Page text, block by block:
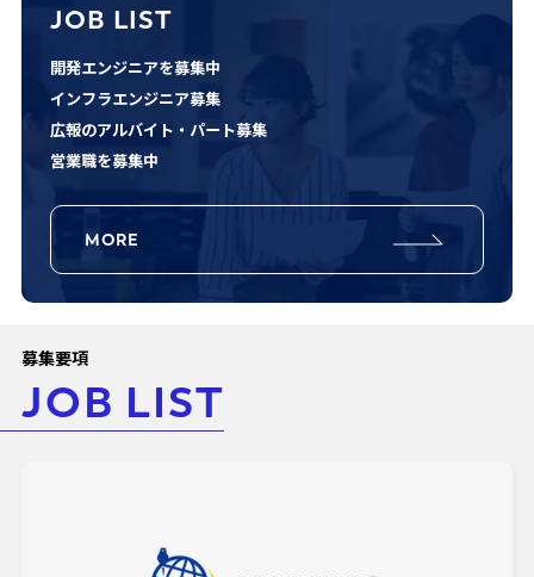
JOB LIST
開発エンジニアを募集中
インフラエンジニア募集
広報のアルバイト・パート募集
営業職を募集中
MORE
募集要項
JOB LIST